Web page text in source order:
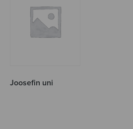
Joosefin uni